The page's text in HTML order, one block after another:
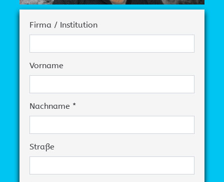
Firma / Institution
Vorname
Nachname *
Straße